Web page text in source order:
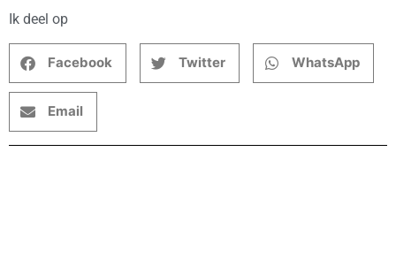
Ik deel op
Facebook Twitter WhatsApp
Email